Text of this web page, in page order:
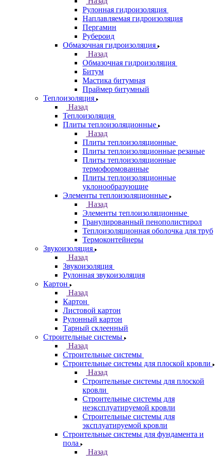
Рулонная гидроизоляция
Наплавляемая гидроизоляция
Пергамин
Рубероид
Обмазочная гидроизоляция
Назад
Обмазочная гидроизоляция
Битум
Мастика битумная
Праймер битумный
Теплоизоляция
Назад
Теплоизоляция
Плиты теплоизоляционные
Назад
Плиты теплоизоляционные
Плиты теплоизоляционные резаные
Плиты теплоизоляционные
термоформованные
Плиты теплоизоляционные
уклонообразующие
Элементы теплоизоляционные
Назад
Элементы теплоизоляционные
Гранулированный пенополистирол
Теплоизоляционная оболочка для труб
Термоконтейнеры
Звукоизоляция
Назад
Звукоизоляция
Рулонная звукоизоляция
Картон
Назад
Картон
Листовой картон
Рулонный картон
Тарный склеенный
Строительные системы
Назад
Строительные системы
Строительные системы для плоской кровли
Назад
Строительные системы для плоской
кровли
Строительные системы для
неэксплуатируемой кровли
Строительные системы для
эксплуатируемой кровли
Строительные системы для фундамента и
пола
Назад